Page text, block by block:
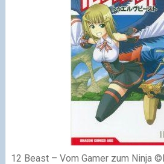
12 Beast – Vom Gamer zum Ninja